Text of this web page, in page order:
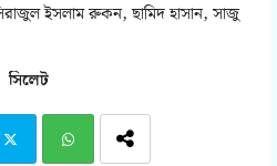
ইসলাম রুকন, ছামিদ হাসান, সাজু
সিলেট